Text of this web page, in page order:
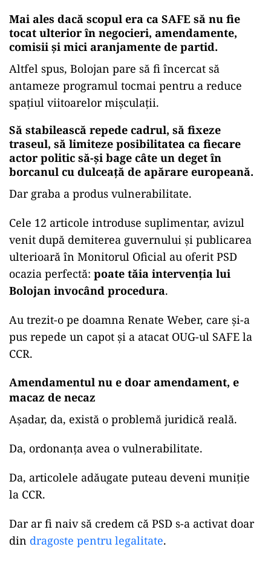
Mai ales dacă scopul era ca SAFE să nu fie
tocat ulterior în negocieri, amendamente,
comisii și mici aranjamente de partid.
Altfel spus, Bolojan pare să fi încercat să
antameze programul tocmai pentru a reduce
spațiul viitoarelor mișculații.
Să stabilească repede cadrul, să fixeze
traseul, să limiteze posibilitatea ca fiecare
actor politic să-și bage câte un deget în
borcanul cu dulceață de apărare europeană.
Dar graba a produs vulnerabilitate.
Cele 12 articole introduse suplimentar, avizul
venit după demiterea guvernului și publicarea
ulterioară în Monitorul Oficial au oferit PSD
ocazia perfectă: poate tăia intervenția lui
Bolojan invocând procedura.
Au trezit-o pe doamna Renate Weber, care și-a
pus repede un capot și a atacat OUG-ul SAFE la
CCR.
Amendamentul nu e doar amendament, e
macaz de necaz
Așadar, da, există o problemă juridică reală.
Da, ordonanța avea o vulnerabilitate.
Da, articolele adăugate puteau deveni muniție
la CCR.
Dar ar fi naiv să credem că PSD s-a activat doar
din dragoste pentru legalitate.